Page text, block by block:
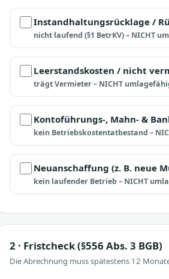
Instandhaltungsrücklage /
nicht laufend (§1 BetrKV) – NICHT
Leerstandskosten / nicht
trägt Vermieter – NICHT
Kontoführungs-, Mahn- &
kein Betriebskostentatbestand –
Neuanschaffung (z. B. neue
kein laufender Betrieb – NICHT
2 · Fristcheck (§556 Abs. 3 BGB)
Die Abrechnung muss spätestens 12